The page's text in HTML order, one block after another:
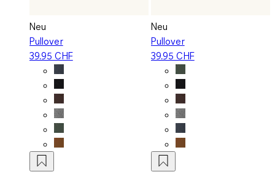
Neu
Pullover
39.95 CHF
Neu
Pullover
39.95 CHF